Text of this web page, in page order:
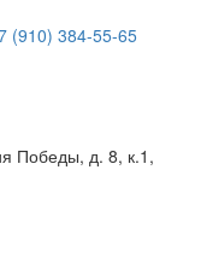
(910) 384-55-65
Победы, д. 8, к.1,